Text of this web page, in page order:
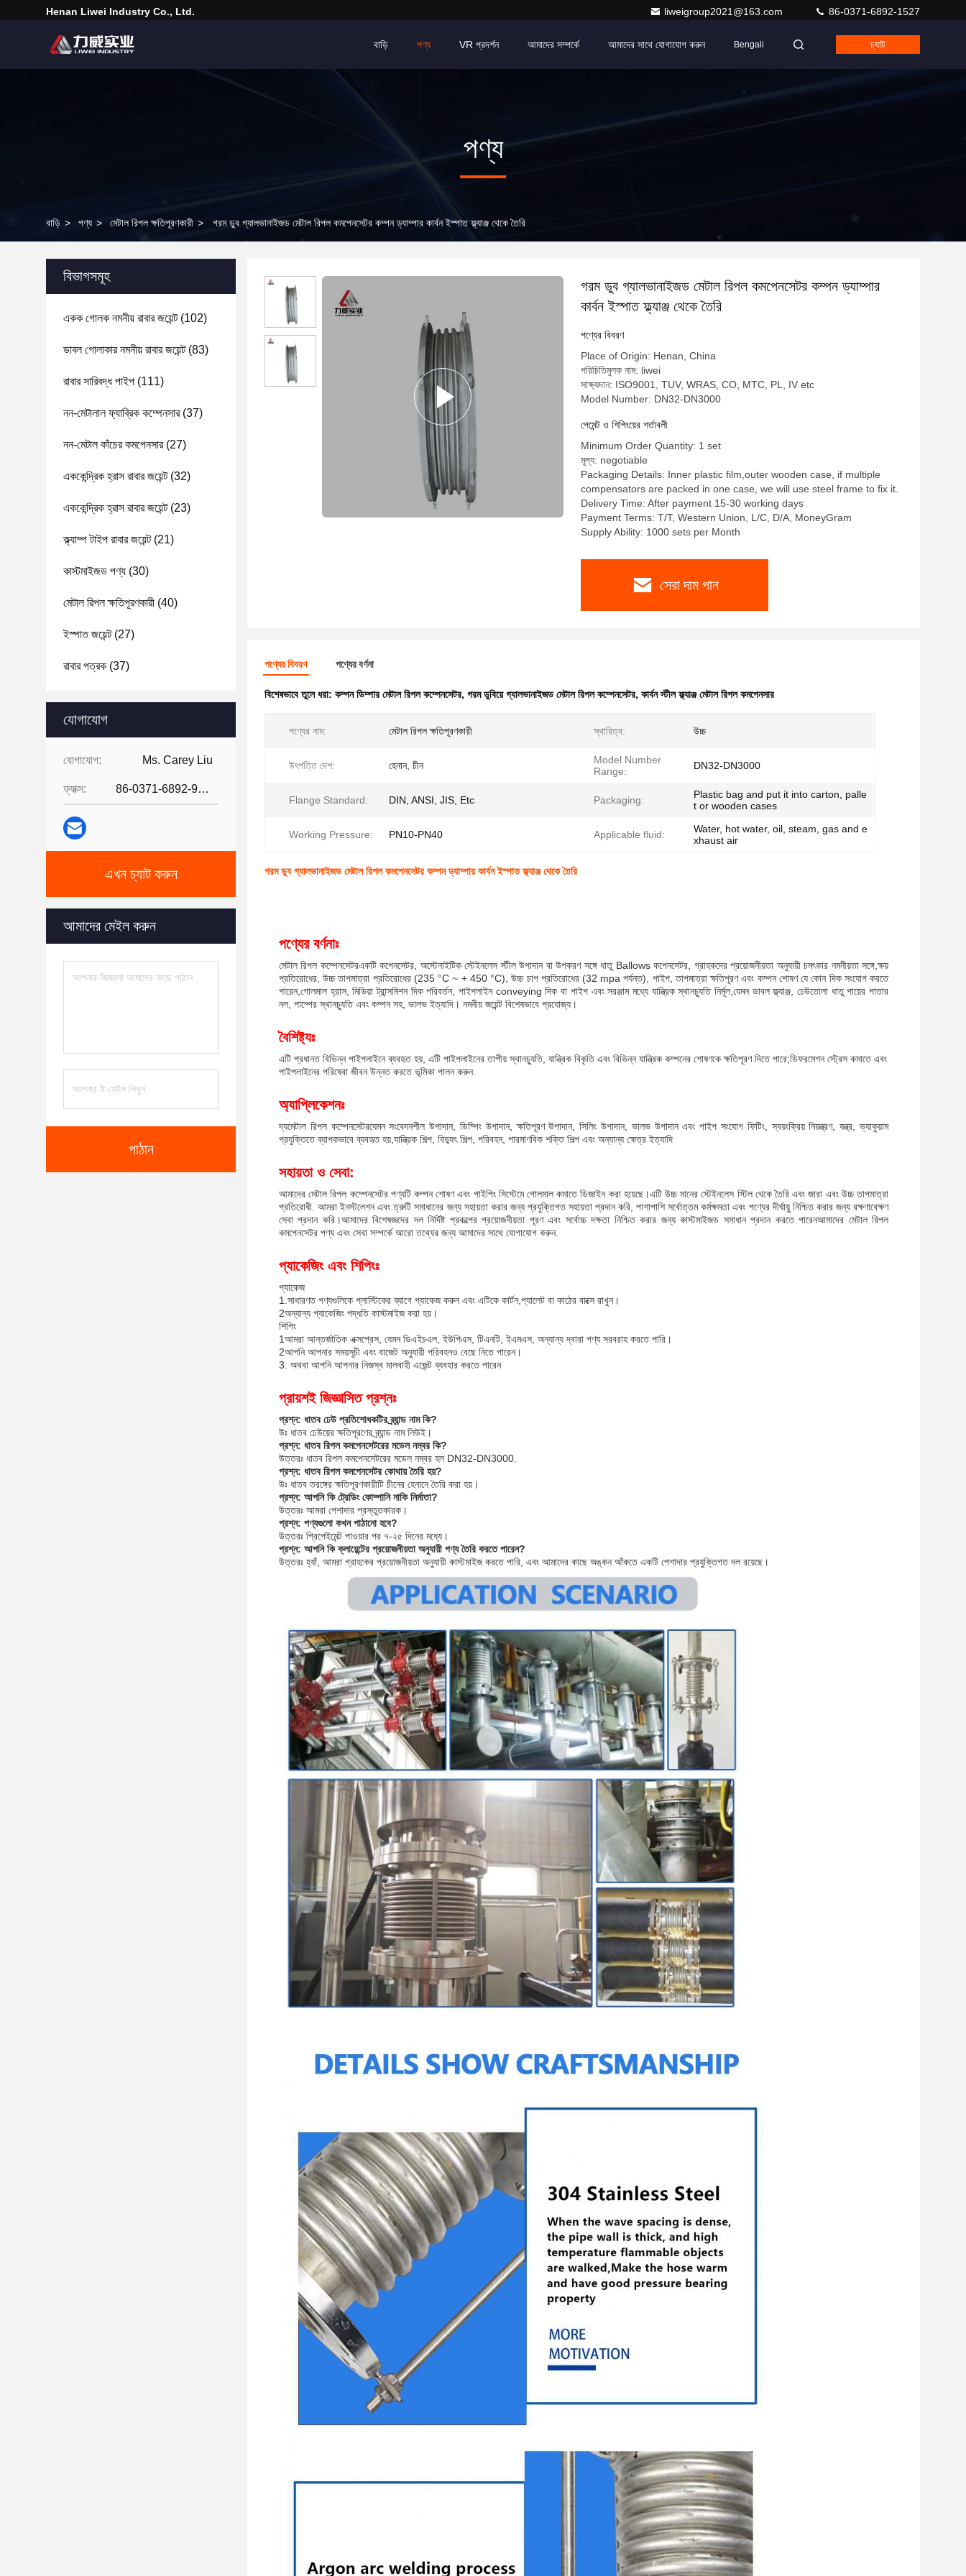
Henan Liwei Industry Co., Ltd. liweigroup2021@163.com 86-0371-6892-1527
বাড়ি পণ্য VR প্রদর্শন আমাদের সম্পর্কে আমাদের সাথে যোগাযোগ করুন Bengali চ্যাট
পণ্য
বাড়ি > পণ্য > মেটাল রিপল ক্ষতিপূরণকারী > গরম ডুব গ্যালভানাইজড মেটাল রিপল কমপেনসেটর কম্পন ড্যাম্পার কার্বন ইস্পাত ফ্ল্যাঞ্জ থেকে তৈরি
বিভাগসমূহ
একক গোলক নমনীয় রাবার জয়েন্ট(102)
ডাবল গোলাকার নমনীয় রাবার জয়েন্ট(83)
রাবার সারিবদ্ধ পাইপ (111)
নন-মেটালাল ফ্যাব্রিক কম্পেনসার(37)
নন-মেটাল কাঁচের কমপেনসার(27)
এককেন্দ্রিক হ্রাস রাবার জয়েন্ট(32)
এককেন্দ্রিক হ্রাস রাবার জয়েন্ট(23)
ক্ল্যাম্প টাইপ রাবার জয়েন্ট(21)
কাস্টমাইজড পণ্য (30)
মেটাল রিপল ক্ষতিপূরণকারী (40)
ইস্পাত জয়েন্ট(27)
রাবার পত্রক (37)
যোগাযোগ
যোগাযোগ: Ms. Carey Liu
ফ্যাক্স: 86-0371-6892-9024
এখন চ্যাট করুন
আমাদের মেইল করুন
পাঠান
গরম ডুব গ্যালভানাইজড মেটাল রিপল কমপেনসেটর কম্পন ড্যাম্পার
কার্বন ইস্পাত ফ্ল্যাঞ্জ থেকে তৈরি
পণ্যের বিবরণ
Place of Origin: Henan, China
পরিচিতিমুলক নাম: liwei
সাক্ষ্যদান: ISO9001, TUV, WRAS, CO, MTC, PL, IV etc
Model Number: DN32-DN3000
পেমেন্ট ও শিপিংয়ের শর্তাবলী
Minimum Order Quantity: 1 set
মূল্য: negotiable
Packaging Details: Inner plastic film,outer wooden case, if multiple
compensators are packed in one case, we will use steel frame to fix it.
Delivery Time: After payment 15-30 working days
Payment Terms: T/T, Western Union, L/C, D/A, MoneyGram
Supply Ability: 1000 sets per Month
সেরা দাম পান
পণ্যের বিবরণ পণ্যের বর্ণনা
বিশেষভাবে তুলে ধরা: কম্পন ডিম্পার মেটাল রিপল কম্পেনসেটর, গরম ডুবিয়ে গ্যালভানাইজড মেটাল রিপল কম্পেনসেটর, কার্বন স্টীল ফ্ল্যাঞ্জ মেটাল রিপল কমপেনসার
পণ্যের নাম: মেটাল রিপল ক্ষতিপূরণকারী স্থায়িত্ব: উচ্চ
উৎপত্তি দেশ: হেনান, চীন
Model Number
Range:
DN32-DN3000
Flange Standard: DIN, ANSI, JIS, Etc Packaging:
Plastic bag and put it into carton, palle
t or wooden cases
Working Pressure: PN10-PN40 Applicable fluid:
Water, hot water, oil, steam, gas and e
xhaust air
গরম ডুব গ্যালভানাইজড মেটাল রিপল কমপেনসেটর কম্পন ড্যাম্পার কার্বন ইস্পাত ফ্ল্যাঞ্জ থেকে তৈরি
পণ্যের বর্ণনাঃ
মেটাল রিপল কম্পেনসেটরএকটি কপেনসেটর, অস্টেনাইটিক স্টেইনলেস স্টীল উপাদান বা উপকরণ সঙ্গে ধাতু Ballows কপেনসেটর, গ্রাহকদের প্রয়োজনীয়তা অনুযায়ী চমৎকার নমনীয়তা সঙ্গে,ক্ষয়
প্রতিরোধের, উচ্চ তাপমাত্রা প্রতিরোধের (235 °C ~ + 450 °C), উচ্চ চাপ প্রতিরোধের (32 mpa পর্যন্ত), পাইপ, তাপমাত্রা ক্ষতিপূরণ এবং কম্পন শোষণ যে কোন দিক সংযোগ করতে
পারেন,গোলমাল হ্রাস, মিডিয়া ট্রান্সমিশন দিক পরিবর্তন, পাইপলাইন conveying দিক বা পাইপ এবং সরঞ্জাম মধ্যে যান্ত্রিক স্থানচ্যুতি নির্মূল,যেমন ডাবল ফ্ল্যাঞ্জ, ঢেউতোলা ধাতু পায়ের পাতার
নল, পাম্পের স্থানচ্যুতি এবং কম্পন সহ, ভালভ ইত্যাদি। নমনীয় জয়েন্ট বিশেষভাবে প্রযোজ্য।
বৈশিষ্ট্যঃ
এটি প্রধানত বিভিন্ন পাইপলাইনে ব্যবহৃত হয়, এটি পাইপলাইনের তাপীয় স্থানচ্যুতি, যান্ত্রিক বিকৃতি এবং বিভিন্ন যান্ত্রিক কম্পনের শোষণকে ক্ষতিপূরণ দিতে পারে;ডিফরমেশন স্ট্রেস কমাতে এবং
পাইপলাইনের পরিষেবা জীবন উন্নত করতে ভূমিকা পালন করুন.
অ্যাপ্লিকেশনঃ
দ্যমেটাল রিপল কম্পেনসেটরযেমন সংবেদনশীল উপাদান, ডিম্পিং উপাদান, ক্ষতিপূরণ উপাদান, সিলিং উপাদান, ভালভ উপাদান এবং পাইপ সংযোগ ফিটিং, স্বয়ংক্রিয় নিয়ন্ত্রণ, যন্ত্র, ভ্যাকুয়াম
প্রযুক্তিতে ব্যাপকভাবে ব্যবহৃত হয়,যান্ত্রিক শিল্প, বিদ্যুৎ শিল্প, পরিবহন, পারমাণবিক শক্তি শিল্প এবং অন্যান্য ক্ষেত্র ইত্যাদি
সহায়তা ও সেবা:
আমাদের মেটাল রিপল কম্পেনসেটর পণ্যটি কম্পন শোষণ এবং পাইপিং সিস্টেমে গোলমাল কমাতে ডিজাইন করা হয়েছে।এটি উচ্চ মানের স্টেইনলেস স্টিল থেকে তৈরি এবং জারা এবং উচ্চ তাপমাত্রা
প্রতিরোধী. আমরা ইনস্টলেশন এবং ত্রুটি সমাধানের জন্য সহায়তা করার জন্য প্রযুক্তিগত সহায়তা প্রদান করি, পাশাপাশি সর্বোত্তম কর্মক্ষমতা এবং পণ্যের দীর্ঘায়ু নিশ্চিত করার জন্য রক্ষণাবেক্ষণ
সেবা প্রদান করি।আমাদের বিশেষজ্ঞদের দল নির্দিষ্ট প্রকল্পের প্রয়োজনীয়তা পূরণ এবং সর্বোচ্চ দক্ষতা নিশ্চিত করার জন্য কাস্টমাইজড সমাধান প্রদান করতে পারেনআমাদের মেটাল রিপল
কমপেনসেটর পণ্য এবং সেবা সম্পর্কে আরো তথ্যের জন্য আমাদের সাথে যোগাযোগ করুন.
প্যাকেজিং এবং শিপিংঃ
প্যাকেজ
1.সাধারণত পণ্যগুলিকে প্লাস্টিকের ব্যাগে প্যাকেজ করুন এবং এটিকে কার্টন,প্যালেট বা কাঠের বাক্সে রাখুন।
2অন্যান্য প্যাকেজিং পদ্ধতি কাস্টমাইজ করা হয়।
শিপিং
1আমরা আন্তর্জাতিক এক্সপ্রেস, যেমন ডিএইচএল, ইউপিএস, টিএনটি, ইএমএস, অন্যান্য দ্বারা পণ্য সরবরাহ করতে পারি।
2আপনি আপনার সময়সূচী এবং বাজেট অনুযায়ী পরিবহনও বেছে নিতে পারেন।
3. অথবা আপনি আপনার নিজস্ব মালবাহী এজেন্ট ব্যবহার করতে পারেন
প্রায়শই জিজ্ঞাসিত প্রশ্নঃ
প্রশ্ন: ধাতব ঢেউ প্রতিশোধকটির ব্র্যান্ড নাম কি?
উঃ ধাতব ঢেউয়ের ক্ষতিপূরণের ব্র্যান্ড নাম লিউই।
প্রশ্ন: ধাতব রিপল কমপেনসেটরের মডেল নম্বর কি?
উত্তরঃ ধাতব রিপল কমপেনসেটরের মডেল নম্বর হল DN32-DN3000.
প্রশ্ন: ধাতব রিপল কমপেনসেটর কোথায় তৈরি হয়?
উঃ ধাতব তরঙ্গের ক্ষতিপূরণকারীটি চীনের হেনানে তৈরি করা হয়।
প্রশ্ন: আপনি কি ট্রেডিং কোম্পানি নাকি নির্মাতা?
উত্তরঃ আমরা পেশাদার প্রস্তুতকারক।
প্রশ্ন: পণ্যগুলো কখন পাঠানো হবে?
উত্তরঃ প্রিপেইমেন্ট পাওয়ার পর ৭-২৫ দিনের মধ্যে।
প্রশ্ন: আপনি কি ক্লায়েন্টের প্রয়োজনীয়তা অনুযায়ী পণ্য তৈরি করতে পারেন?
উত্তরঃ হ্যাঁ, আমরা গ্রাহকের প্রয়োজনীয়তা অনুযায়ী কাস্টমাইজ করতে পারি, এবং আমাদের কাছে অঙ্কন আঁকতে একটি পেশাদার প্রযুক্তিগত দল রয়েছে।